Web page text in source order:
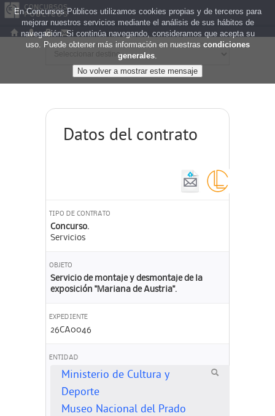
Datos del contrato
TIPO DE CONTRATO
Concurso.
Servicios
OBJETO
Servicio de montaje y desmontaje de la
exposición "Mariana de Austria".
EXPEDIENTE
26CA0046
ENTIDAD
Ministerio de Cultura y
Deporte
Museo Nacional del Prado
En Concursos Públicos utilizamos cookies propias y de terceros para
mejorar nuestros servicios mediante el análisis de sus hábitos de
navegación. Si continúa navegando, consideramos que acepta su
uso. Puede obtener más información en nuestras condiciones
generales.